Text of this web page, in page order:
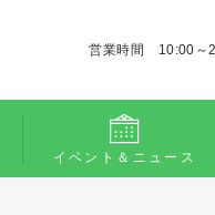
営業時間 10:00～
イベント＆ニュース